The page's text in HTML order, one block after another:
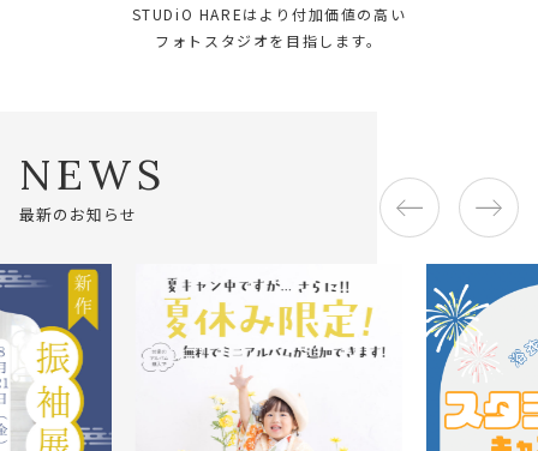
STUDiO HAREはより付加価値の高い
フォトスタジオを目指します。
NEWS
最新の お知 らせ